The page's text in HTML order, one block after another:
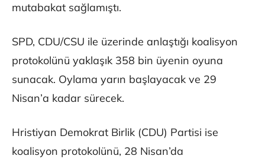
mutabakat sağlamıştı.
SPD, CDU/CSU ile üzerinde anlaştığı koalisyon
protokolünü yaklaşık 358 bin üyenin oyuna
sunacak. Oylama yarın başlayacak ve 29
Nisan’a kadar sürecek.
Hristiyan Demokrat Birlik (CDU) Partisi ise
koalisyon protokolünü, 28 Nisan’da